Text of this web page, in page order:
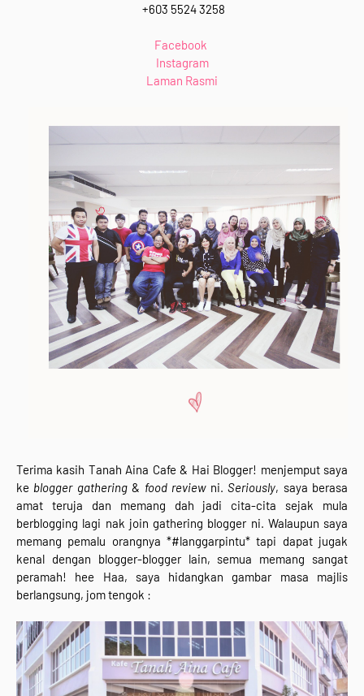
+603 5524 3258
Facebook
Instagram
Laman Rasmi
Terima kasih Tanah Aina Cafe & Hai Blogger! menjemput saya
ke blogger gathering& food reviewni.Seriously, saya berasa
amat teruja dan memang dah jadi cita-cita sejak mula
berblogging lagi nak join gathering blogger ni. Walaupun saya
memang pemalu orangnya *#langgarpintu* tapi dapat jugak
kenal dengan blogger-blogger lain, semua memang sangat
peramah! hee Haa, saya hidangkan gambar masa majlis
berlangsung, jom tengok :